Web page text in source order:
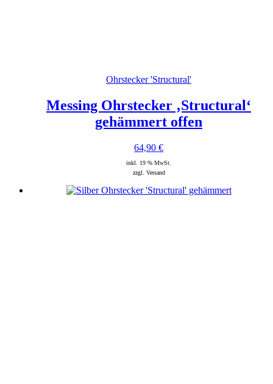
Ohrstecker 'Structural'
Messing Ohrstecker ‚Structural‘
gehämmert offen
64,90 €
inkl. 19 % MwSt.
zzgl. Versand